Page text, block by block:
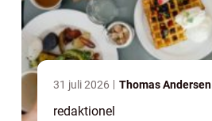
31 juli 2026 Thomas Andersen
redaktionel